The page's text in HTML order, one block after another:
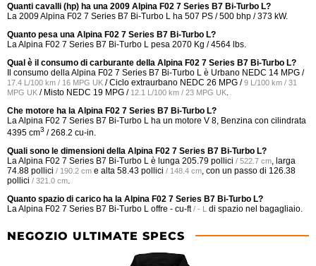
Quanti cavalli (hp) ha una 2009 Alpina F02 7 Series B7 Bi-Turbo L?
La 2009 Alpina F02 7 Series B7 Bi-Turbo L ha 507 PS / 500 bhp / 373 kW.
Quanto pesa una Alpina F02 7 Series B7 Bi-Turbo L?
La Alpina F02 7 Series B7 Bi-Turbo L pesa 2070 Kg / 4564 lbs.
Qual è il consumo di carburante della Alpina F02 7 Series B7 Bi-Turbo L?
Il consumo della Alpina F02 7 Series B7 Bi-Turbo L è Urbano NEDC 14 MPG /
17.4 L/100 km / 16 MPG UK / Ciclo extraurbano NEDC 26 MPG /9 L/100 km / 31
MPG UK / Misto NEDC 19 MPG / 12.1 L/100 km / 23 MPG UK
Che motore ha la Alpina F02 7 Series B7 Bi-Turbo L?
La Alpina F02 7 Series B7 Bi-Turbo L ha un motore V 8, Benzina con cilindrata
4395 cm3 / 268.2 cu-in.
Quali sono le dimensioni della Alpina F02 7 Series B7 Bi-Turbo L?
La Alpina F02 7 Series B7 Bi-Turbo L è lunga 205.79 pollici / 522.7 cm , larga
74.88 pollici / 190.2 cm e alta 58.43 pollici / 148.4 cm , con un passo di 126.38
pollici / 321.0 cm
Quanto spazio di carico ha la Alpina F02 7 Series B7 Bi-Turbo L?
La Alpina F02 7 Series B7 Bi-Turbo L offre - cu-ft / - L di spazio nel bagagliaio.
NEGOZIO ULTIMATE SPECS